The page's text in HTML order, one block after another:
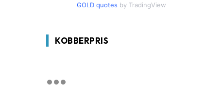
GOLD quotes by TradingView
KOBBERPRIS